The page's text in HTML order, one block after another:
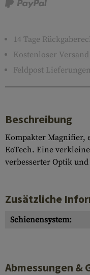
14 Tage
Kostenloser Versand
Feldpost Lieferungen
Beschreibung
Kompakter Magnifier,
EoTech. Eine
verbesserter Optik
Zusätzliche
Schienensystem:
Abmessungen &